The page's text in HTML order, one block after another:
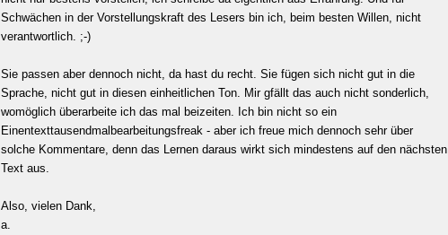
Schwächen in der Vorstellungskraft des Lesers bin ich, beim besten Willen, nicht
verantwortlich. ;-)
Sie passen aber dennoch nicht, da hast du recht. Sie fügen sich nicht gut in die
Sprache, nicht gut in diesen einheitlichen Ton. Mir gfällt das auch nicht sonderlich,
womöglich überarbeite ich das mal beizeiten. Ich bin nicht so ein
Einentexttausendmalbearbeitungsfreak - aber ich freue mich dennoch sehr über
solche Kommentare, denn das Lernen daraus wirkt sich mindestens auf den nächsten
Text aus.
Also, vielen Dank,
a.